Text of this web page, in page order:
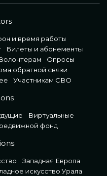
и время работы
Билеты и абонементы
Опросы
обратной связи
Участникам СВО
Виртуальные
фонд
Западная Европа
искусство Урала